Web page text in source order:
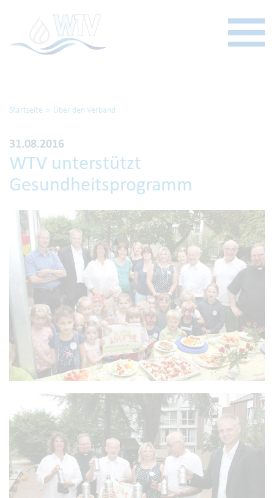
Startseite Über den Verband
31.08.2016
WTV unterstützt
Gesundheitsprogramm